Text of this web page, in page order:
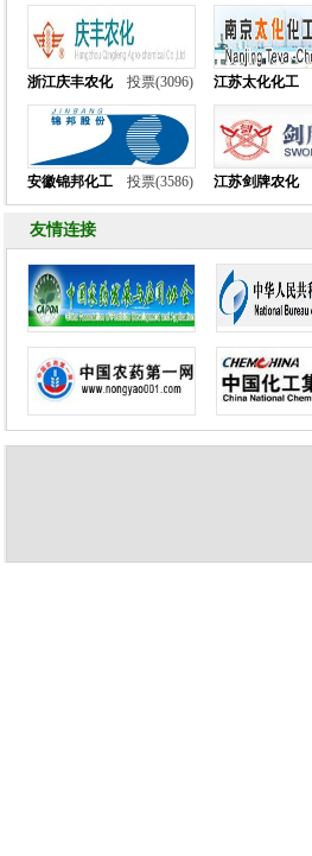
浙江庆丰农化 投票(3096) 江苏太化化工
安徽锦邦化工 投票(3586) 江苏剑牌农化
友情连接